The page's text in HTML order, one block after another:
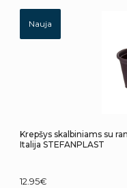
Nauja
Krepšys skalbiniams su
Italija STEFANPLAST
12.95€